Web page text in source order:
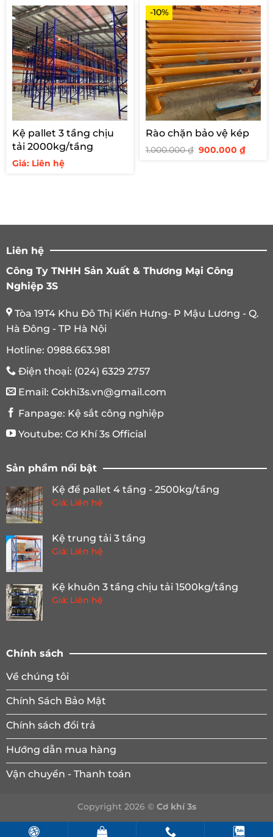
5.700.000 ₫.là:
Kệ pallet 3 tầng chịu
tải 2000kg/tầng
Giá: Liên hệ
-10%
Rào chặn bảo vệ kép
1.000.000₫ Giá
900.000₫Giá
Liên hệ
Công Ty TNHH Sản Xuất & Thương Mại Công
Nghiệp 3S
Tòa 19T4 Khu Đô Thị Kiến Hưng- P Mậu Lương - Q.
Hà Đông - TP Hà Nội
Hotline: 0988.663.981
Điện thoại: (024) 6329 2757
Email: Cokhi3s.vn@gmail.com
Fanpage: Kệ sắt công nghiệp
Youtube: Cơ Khí 3s Official
Sản phẩm nổi bật
Kệ để pallet 4 tầng - 2500kg/tầng
Giá: Liên hệ
Kệ trung tải 3 tầng
Giá: Liên hệ
Kệ khuôn 3 tầng chịu tải 1500kg/tầng
Giá: Liên hệ
Chính sách
Về chúng tôi
Chính Sách Bảo Mật
Chính sách đổi trả
Hướng dẫn mua hàng
Vận chuyển - Thanh toán
Copyright 2026 © Cơ khí 3s